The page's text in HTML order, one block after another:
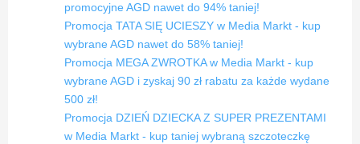
promocyjne AGD nawet do 94% taniej!
Promocja TATA SIĘ UCIESZY w Media Markt - kup
wybrane AGD nawet do 58% taniej!
Promocja MEGA ZWROTKA w Media Markt - kup
wybrane AGD i zyskaj 90 zł rabatu za każde wydane
500 zł!
Promocja DZIEŃ DZIECKA Z SUPER PREZENTAMI
w Media Markt - kup taniej wybraną szczoteczkę